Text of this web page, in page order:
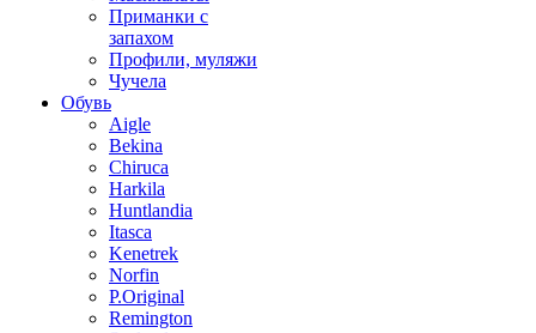
Приманки с
запахом
Профили, муляжи
Чучела
Обувь
Aigle
Bekina
Chiruсa
Harkila
Huntlandia
Itasca
Kenetrek
Norfin
P.Original
Remington